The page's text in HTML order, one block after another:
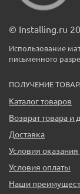
© Installing.ru
Использование
письменного
ПОЛУЧЕНИЕ
Каталог товаров
Возврат товара и
Доставка
Условия оказания
Условия оплаты
Наши